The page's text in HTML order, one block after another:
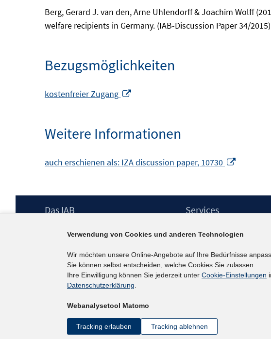
Berg, Gerard J. van den, Arne Uhlendorff & Joachim Wolff
welfare recipients in Germany. (IAB-Discussion Paper 34/
Bezugsmöglichkeiten
kostenfreier Zugang
öffnen
Weitere Informationen
auch erschienen als: IZA discussion paper, 10730
Footer
Das IAB
Berufsforschung (IAB) – unser Leitbild
Institutsleitung
Graduiertenprogramm
Befragungen
Projekte
Services
IAB-Newsletter
Kontakt
Verwendung von Cookies und anderen Technologien
Wir möchten unsere Online-Angebote auf Ihre Bedürfnisse
Sie können selbst entscheiden, welche Cookies Sie zulassen.
Ihre Einwilligung können Sie jederzeit unter Cookie-Einstellungen
Datenschutzerklärung.
Webanalysetool Matomo
Tracking erlauben Tracking ablehnen